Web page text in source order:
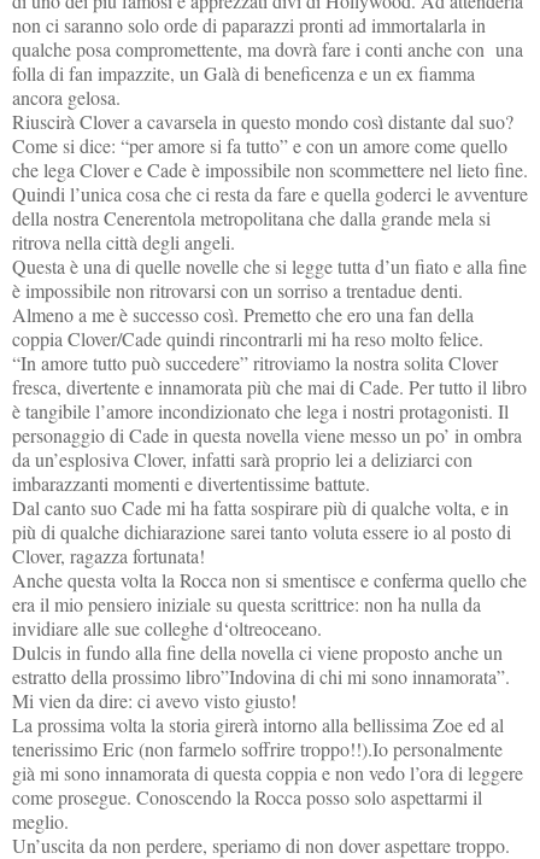
non ci saranno solo orde di paparazzi pronti ad immortalarla in
qualche posa compromettente, ma dovrà fare i conti anche con una
folla di fan impazzite, un Galà di beneficenza e un ex fiamma
ancora gelosa.
Riuscirà Clover a cavarsela in questo mondo così distante dal suo?
Come si dice: “per amore si fa tutto” e con un amore come quello
che lega Clover e Cade è impossibile non scommettere nel lieto fine.
Quindi l’unica cosa che ci resta da fare e quella goderci le avventure
della nostra Cenerentola metropolitana che dalla grande mela si
ritrova nella città degli angeli.
Questa è una di quelle novelle che si legge tutta d’un fiato e alla fine
è impossibile non ritrovarsi con un sorriso a trentadue denti.
Almeno a me è successo così. Premetto che ero una fan della
coppia Clover/Cade quindi rincontrarli mi ha reso molto felice.
“In amore tutto può succedere” ritroviamo la nostra solita Clover
fresca, divertente e innamorata più che mai di Cade. Per tutto il libro
è tangibile l’amore incondizionato che lega i nostri protagonisti. Il
personaggio di Cade in questa novella viene messo un po’ in ombra
da un’esplosiva Clover, infatti sarà proprio lei a deliziarci con
imbarazzanti momenti e divertentissime battute.
Dal canto suo Cade mi ha fatta sospirare più di qualche volta, e in
più di qualche dichiarazione sarei tanto voluta essere io al posto di
Clover, ragazza fortunata!
Anche questa volta la Rocca non si smentisce e conferma quello che
era il mio pensiero iniziale su questa scrittrice: non ha nulla da
invidiare alle sue colleghe d‘oltreoceano.
Dulcis in fundo alla fine della novella ci viene proposto anche un
estratto della prossimo libro”Indovina di chi mi sono innamorata”.
Mi vien da dire: ci avevo visto giusto!
La prossima volta la storia girerà intorno alla bellissima Zoe ed al
tenerissimo Eric (non farmelo soffrire troppo!!).Io personalmente
già mi sono innamorata di questa coppia e non vedo l’ora di leggere
come prosegue. Conoscendo la Rocca posso solo aspettarmi il
meglio.
Un’uscita da non perdere, speriamo di non dover aspettare troppo.